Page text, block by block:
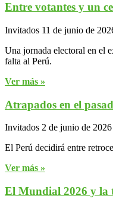
Entre votantes y un
Invitados 11 de junio de
Una jornada electoral en el
falta al Perú.
Ver más »
Atrapados en el
Invitados 2 de junio de 2026
El Perú decidirá entre
Ver más »
El Mundial 2026 y la